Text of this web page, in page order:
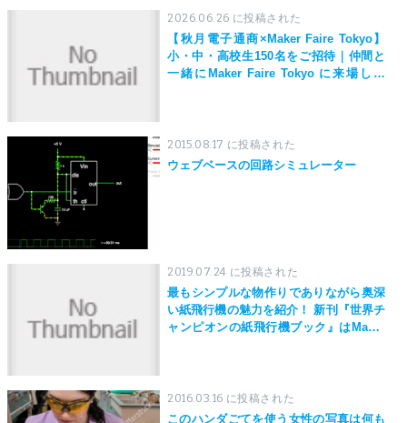
2026.06.26 に投稿された
【秋月電子通商×Maker Faire Tokyo】
小・中・高校生150名をご招待｜仲間と
一緒にMaker Faire Tokyo に来場しよ
2015.08.17 に投稿された
ウェブベースの回路シミュレーター
2019.07.24 に投稿された
最もシンプルな物作りでありながら奥深
い紙飛行機の魅力を紹介！ 新刊『世界チ
ャンピオンの紙飛行機ブック』はMaker
2016.03.16 に投稿された
このハンダごてを使う女性の写真は何も